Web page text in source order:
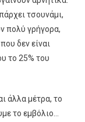
τσουνάμι,
πολύ γρήγορα,
δεν είναι
το 25% του
άλλα μέτρα, το
το εμβόλιο…